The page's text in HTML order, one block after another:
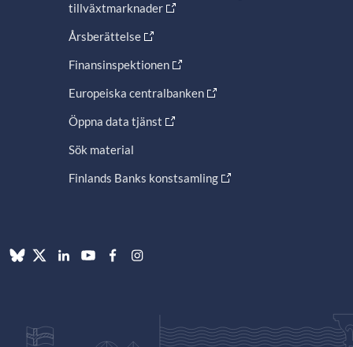
tillväxtmarknader
Årsberättelse
Finansinspektionen
Europeiska centralbanken
Öppna data tjänst
Sök material
Finlands Banks konstsamling